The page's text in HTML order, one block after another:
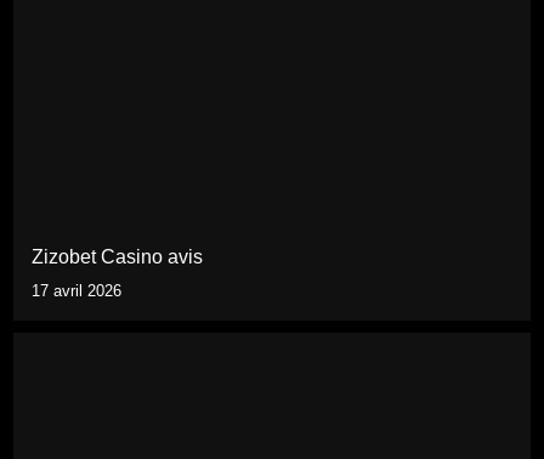
Zizobet Casino avis
17 avril 2026